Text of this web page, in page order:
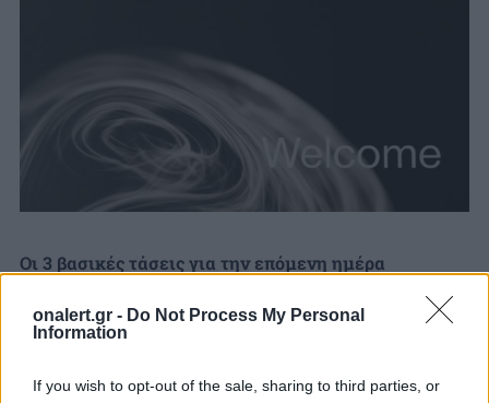
onalert.gr - Do Not Process My Personal
Information
If you wish to opt-out of the sale, sharing to third parties, or
Οι 3 βασικές τάσεις για την επόμενη ημέρα
ανακοίνωσε την έκθεση «A Dual Use Nation:
των προοπτικών τους.